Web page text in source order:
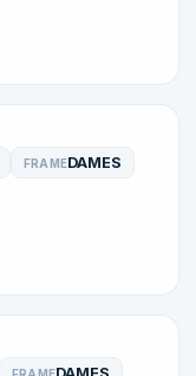
FRAMEDAMES